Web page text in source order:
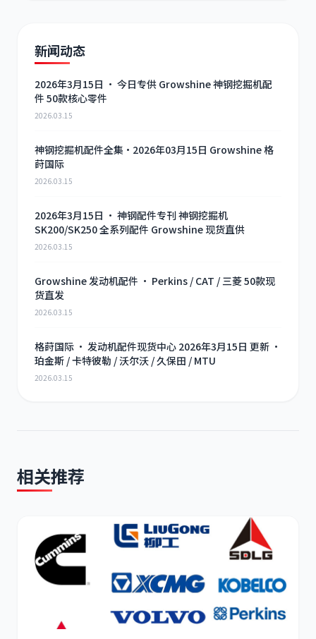
利勃海尔
尼桑
新闻动态
2026年3月15日 · 今日专供 Growshine 神钢挖掘机配
件 50款核心零件
2026.03.15
神钢挖掘机配件全集·2026年03月15日 Growshine 格
莳国际
2026.03.15
2026年3月15日 · 神钢配件专刊 神钢挖掘机
SK200/SK250 全系列配件 Growshine 现货直供
2026.03.15
Growshine 发动机配件 · Perkins / CAT / 三菱 50款现
货直发
2026.03.15
格莳国际 · 发动机配件现货中心 2026年3月15日 更新 ·
珀金斯 / 卡特彼勒 / 沃尔沃 / 久保田 / MTU
2026.03.15
相关推荐